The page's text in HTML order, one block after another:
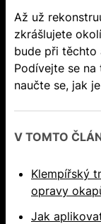
Až už
zkrášlujete
bude při těchto
Podívejte se
naučte se, jak
V TOMTO
Klempířský
opravy
Jak